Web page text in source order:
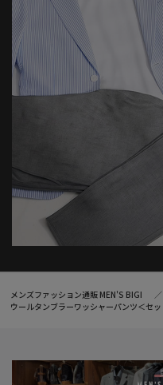
メンズファッション通販 MEN'S BIGI
ウールタンブラーワッシャーパンツ＜セ